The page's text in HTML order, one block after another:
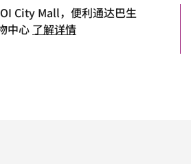
City Mall，便利通达巴生
中心 了解详情